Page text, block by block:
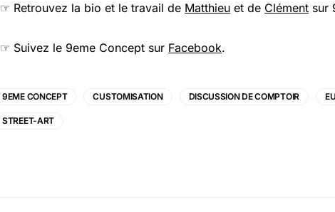
☞ Retrouvez la bio et le travail de Matthieu et de Clément sur
☞ Suivez le 9eme Concept sur Facebook.
9EME CONCEPT CUSTOMISATION DISCUSSION DE COMPTOIR
STREET-ART